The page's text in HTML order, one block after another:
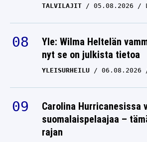
TALVILAJIT 05.08.2026
Yle: Wilma Heltelän
nyt se on julkista tietoa
YLEISURHEILU 06.08.2026
Carolina Hurricanesissa
suomalaispelaajaa –
rajan